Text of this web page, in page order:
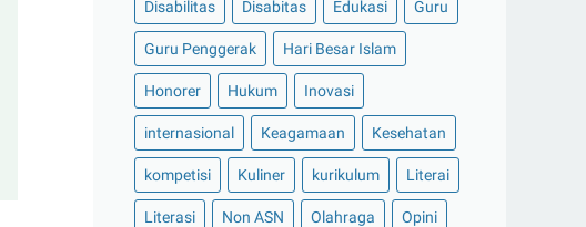
Disabilitas Disabitas Edukasi Guru
Guru Penggerak Hari Besar Islam
Honorer Hukum Inovasi
internasional Keagamaan Kesehatan
kompetisi Kuliner kurikulum Literai
Literasi Non ASN Olahraga Opini